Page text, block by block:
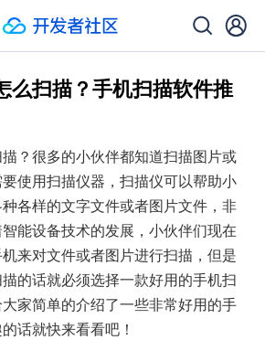
么扫描？手机扫描软件推
？很多的小伙伴都知道扫描图片或
使用扫描仪器，扫描仪可以帮助小
各样的文字文件或者图片文件，非
能设备技术的发展，小伙伴们现在
来对文件或者图片进行扫描，但是
的话就必须选择一款好用的手机扫
家简单的介绍了一些非常好用的手
话就快来看看吧！